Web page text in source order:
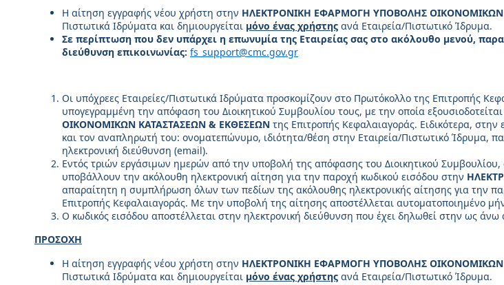
Η αίτηση εγγραφής νέου χρήστη στην ΗΛΕΚΤΡΟΝΙΚΗ ΕΦΑΡΜΟΓΗ ΥΠΟΒΟΛΗΣ ΟΙΚΟΝΟΜΙΚΩΝ
Πιστωτικά Ιδρύματα και δημιουργείται μόνο ένας χρήστης ανά Εταιρεία/Πιστωτικό Ίδρυμα.
Σε περίπτωση που δεν υπάρχει η επωνυμία της Εταιρείας σας στο ακόλουθο μενού,
διεύθυνση επικοινωνίας: fs_support@cmc.gov.gr
Οι υπόχρεες Εταιρείες/Πιστωτικά Ιδρύματα προσκομίζουν στο Πρωτόκολλο της Επιτροπής
υπογεγραμμένη την απόφαση του Διοικητικού Συμβουλίου τους, με την οποία
ΟΙΚΟΝΟΜΙΚΩΝ ΚΑΤΑΣΤΑΣΕΩΝ & ΕΚΘΕΣΕΩΝ της Επιτροπής Κεφαλαιαγοράς. Ειδικότερα,
και τον αναπληρωτή του: ονοματεπώνυμο, ιδιότητα/θέση στην Εταιρεία/Πιστωτικό
ηλεκτρονική διεύθυνση (email).
Εντός τριών εργάσιμων ημερών από την υποβολή της απόφασης του Διοικητικού
υποβάλλουν την ακόλουθη ηλεκτρονική αίτηση για την παροχή κωδικού εισόδου στην
απαραίτητη η συμπλήρωση όλων των πεδίων της ακόλουθης ηλεκτρονικής αίτησης για την
Επιτροπής Κεφαλαιαγοράς. Με την υποβολή της αίτησης αποστέλλεται αυτοματοποιημένο
Ο κωδικός εισόδου αποστέλλεται στην ηλεκτρονική διεύθυνση που έχει δηλωθεί στην ως
ΠΡΟΣΟΧΗ
Η αίτηση εγγραφής νέου χρήστη στην ΗΛΕΚΤΡΟΝΙΚΗ ΕΦΑΡΜΟΓΗ ΥΠΟΒΟΛΗΣ ΟΙΚΟΝΟΜΙΚΩΝ
Πιστωτικά Ιδρύματα και δημιουργείται μόνο ένας χρήστης ανά Εταιρεία/Πιστωτικό Ίδρυμα.